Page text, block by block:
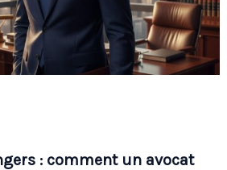
: comment un avocat